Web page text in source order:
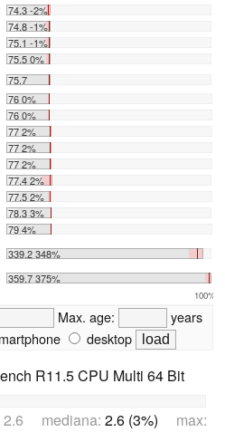
74.3 -2%
74.8 -1%
75.1 -1%
75.5 0%
75.7
76 0%
76 0%
77 2%
77 2%
77 2%
77.4 2%
77.5 2%
78.3 3%
79 4%
339.2 348%
359.7 375%
100%
Max. age:
years
desktop
R11.5 CPU Multi 64 Bit
2.6 mediana: 2.6 (3%) max: